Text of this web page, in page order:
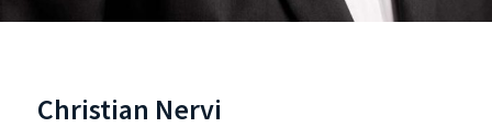
Christian Nervi